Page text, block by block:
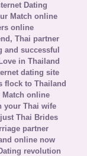
Dating
Match online
online
Thai partner
successful
in Thailand
dating site
flock to Thailand
Match online
your Thai wife
Thai Brides
partner
online now
revolution